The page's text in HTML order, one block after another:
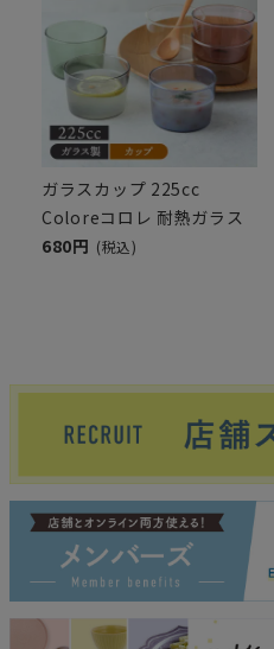
ガラスカップ 225cc
Coloreコロレ 耐熱ガラス
680円 (税込)